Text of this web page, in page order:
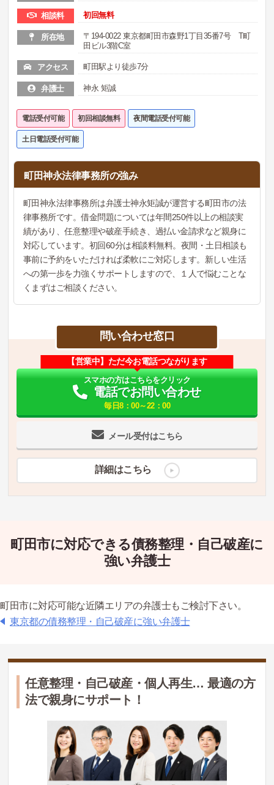
相談料 初回無料
所在地
〒194-0022 東京都町田市森野1丁目35番7号 T町
田ビル3階C室
アクセス 町田駅より徒歩7分
弁護士 神永 矩誠
電話受付可能 初回相談無料 夜間電話受付可能
土日電話受付可能
町田神永法律事務所の強み
町田神永法律事務所は弁護士神永矩誠が運営する町田市の法
律事務所です。借金問題については年間250件以上の相談実
績があり、任意整理や破産手続き、過払い金請求など親身に
対応しています。初回60分は相談料無料。夜間・土日相談も
事前に予約をいただければ柔軟にご対応します。新しい生活
への第一歩を力強くサポートしますので、１人で悩むことな
くまずはご相談ください。
問い合わせ窓口
メール受付はこちら
【営業中】ただ今お電話つながります
スマホの方はこちらをクリック
電話でお問い合わせ
毎日8：00～22：00
詳細はこちら
町田市に対応できる債務整理・自己破産に
強い弁護士
町田市に対応可能な近隣エリアの弁護士もご検討下さい。
東京都の債務整理・自己破産に強い弁護士
任意整理・自己破産・個人再生… 最適の方
法で親身にサポート！